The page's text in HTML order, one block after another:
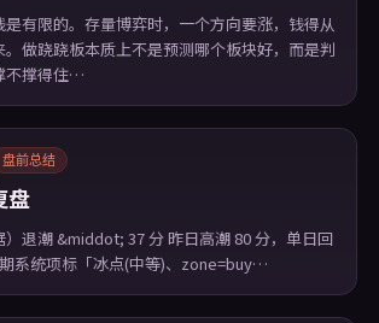
有限的。存量博弈时，一个方向要涨，钱得从
。做跷跷板本质上不是预测哪个板块好，而是判
不撑得住…
盘前总结
盘
退潮 &middot; 37 分 昨日高潮 80 分，单日回
系统项标「冰点(中等)、zone=buy…